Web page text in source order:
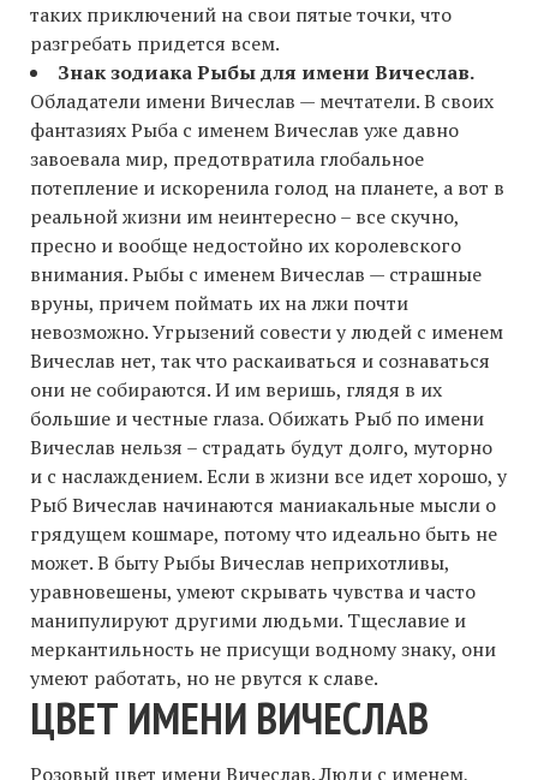
таких приключений на свои пятые точки, что
разгребать придется всем.
Знак зодиака Рыбы для имени Вичеслав.
Обладатели имени Вичеслав — мечтатели. В своих
фантазиях Рыба с именем Вичеслав уже давно
завоевала мир, предотвратила глобальное
потепление и искоренила голод на планете, а вот в
реальной жизни им неинтересно – все скучно,
пресно и вообще недостойно их королевского
внимания. Рыбы с именем Вичеслав — cтрашные
вруны, причем поймать их на лжи почти
невозможно. Угрызений совести у людей с именем
Вичеслав нет, так что раскаиваться и сознаваться
они не собираются. И им веришь, глядя в их
большие и честные глаза. Обижать Рыб по имени
Вичеслав нельзя – страдать будут долго, муторно
и с наслаждением. Если в жизни все идет хорошо, у
Рыб Вичеслав начинаются маниакальные мысли о
грядущем кошмаре, потому что идеально быть не
может. В быту Рыбы Вичеслав неприхотливы,
уравновешены, умеют скрывать чувства и часто
манипулируют другими людьми. Тщеславие и
меркантильность не присущи водному знаку, они
умеют работать, но не рвутся к славе.
ЦВЕТ ИМЕНИ ВИЧЕСЛАВ
Розовый цвет имени Вичеслав. Люди с именем,